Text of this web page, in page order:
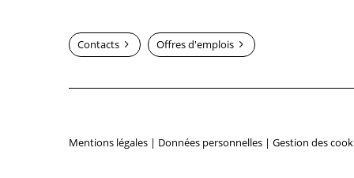
Contacts Offres d'emplois
Mentions légales | Données personnelles | Gestion des